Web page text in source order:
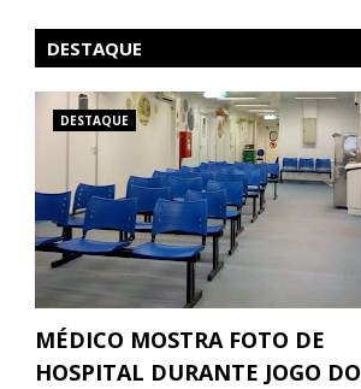
DESTAQUE
DESTAQUE
MÉDICO MOSTRA FOTO DE
HOSPITAL DURANTE JOGO DO